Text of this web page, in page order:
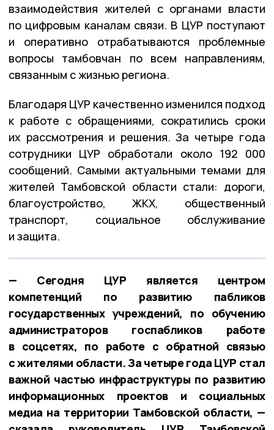
взаимодействия жителей с органами власти
по цифровым каналам связи. В ЦУР поступают
и оперативно отрабатываются проблемные
вопросы тамбовчан по всем направлениям,
связанным с жизнью региона.
Благодаря ЦУР качественно изменился подход
к работе с обращениями, сократились сроки
их рассмотрения и решения. За четыре года
сотрудники ЦУР обработали около 192 000
сообщений. Самыми актуальными темами для
жителей Тамбовской области стали: дороги,
благоустройство, ЖКХ, общественный
транспорт, социальное обслуживание
и защита.
— Сегодня ЦУР является центром
компетенций по развитию пабликов
государственных учреждений, по обучению
администраторов госпабликов работе
в соцсетях, по работе с обратной связью
с жителями области. За четыре года ЦУР стал
важной частью инфраструктуры по развитию
информационных проектов и социальных
медиа на территории Тамбовской области, —